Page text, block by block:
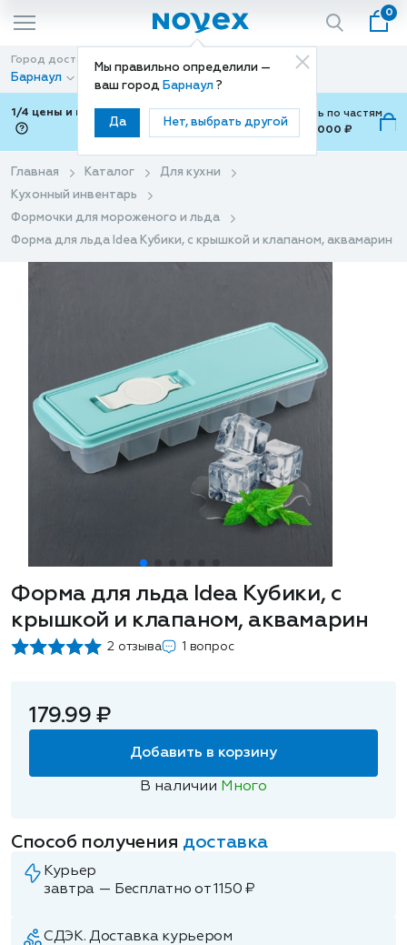
Мы правильно определили —
ваш город Барнаул ?
Да Нет, выбрать другой
0
Город доставки
Барнаул
Способ доставки
Доставка
1/4 цены и покупки ваши с Подели
Можно оплатить по частям
от 700 ₽ до 15,000 ₽
Главная Каталог
Для кухни
Кухонный инвентарь
Формочки для мороженого и льда
Форма для льда Idea Кубики, с крышкой и клапаном, аквамарин
Форма для льда Idea Кубики, с
крышкой и клапаном, аквамарин
2 отзыва 1 вопрос
179.99 ₽
Добавить в корзину
В наличии Много
Способ получения доставка
Курьер
завтра — Бесплатно от 1150 ₽
СДЭК. Доставка курьером